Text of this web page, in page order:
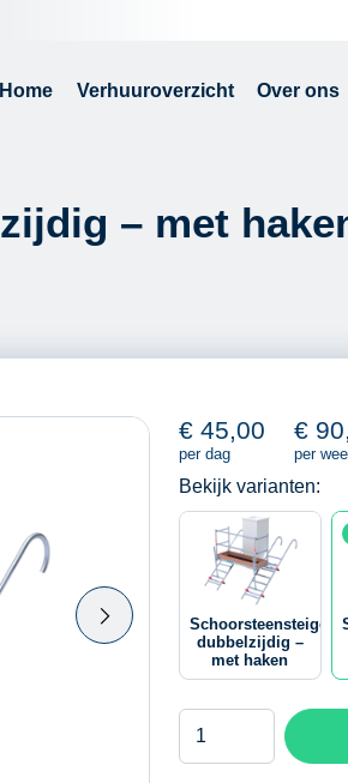
Home Verhuuroverzicht Over ons
– met
€ 45,00
per dag
€
per
Bekijk varianten:
Schoorsteensteiger
dubbelzijdig –
met haken
Schoorsteensteiger